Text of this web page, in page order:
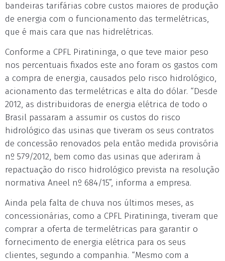
bandeiras tarifárias cobre custos maiores de produção
de energia com o funcionamento das termelétricas,
que é mais cara que nas hidrelétricas.
Conforme a CPFL Piratininga, o que teve maior peso
nos percentuais fixados este ano foram os gastos com
a compra de energia, causados pelo risco hidrológico,
acionamento das termelétricas e alta do dólar. “Desde
2012, as distribuidoras de energia elétrica de todo o
Brasil passaram a assumir os custos do risco
hidrológico das usinas que tiveram os seus contratos
de concessão renovados pela então medida provisória
nº 579/2012, bem como das usinas que aderiram à
repactuação do risco hidrológico prevista na resolução
normativa Aneel nº 684/15”, informa a empresa.
Ainda pela falta de chuva nos últimos meses, as
concessionárias, como a CPFL Piratininga, tiveram que
comprar a oferta de termelétricas para garantir o
fornecimento de energia elétrica para os seus
clientes, segundo a companhia. “Mesmo com a